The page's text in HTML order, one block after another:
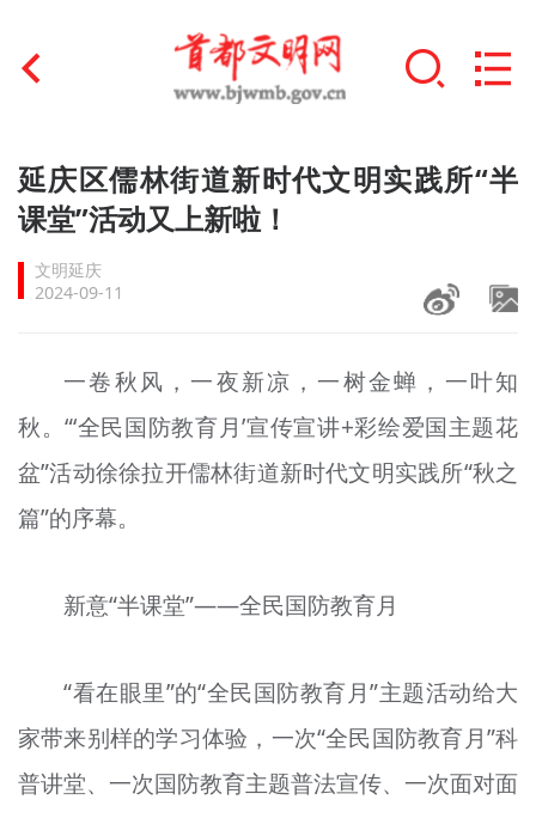
首页
文明创建
文明实践
未成年人思想道德建设
榜样人物
+
身边好人
北京宣传文化引导基金
宣传思想文化人才
专题
资料库
+
延庆区儒林街道新时代文明实践所“半
课堂”活动又上新啦！
文明延庆
2024-09-11
一卷秋风，一夜新凉，一树金蝉，一叶知
秋。“‘全民国防教育月’宣传宣讲+彩绘爱国主题花
盆”活动徐徐拉开儒林街道新时代文明实践所“秋之
篇”的序幕。
新意“半课堂”——全民国防教育月
“看在眼里”的“全民国防教育月”主题活动给大
家带来别样的学习体验，一次“全民国防教育月”科
普讲堂、一次国防教育主题普法宣传、一次面对面